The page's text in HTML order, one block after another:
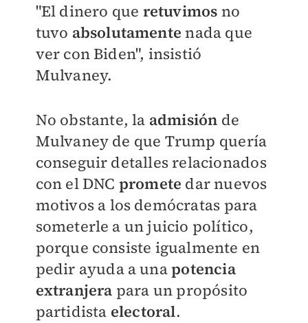
"El dinero que retuvimos no
tuvo absolutamentenada que
ver con Biden", insistió
Mulvaney.
No obstante, la admisión de
Mulvaney de que Trump quería
conseguir detalles relacionados
con el DNC promete dar nuevos
motivos a los demócratas para
someterle a un juicio político,
porque consiste igualmente en
pedir ayuda a unapotencia
extranjera para un propósito
partidista electoral.